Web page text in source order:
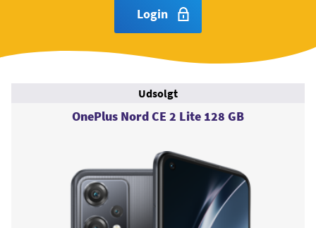
Login
OnePlus Nord CE 2 Lite 128 GB
Udsolgt